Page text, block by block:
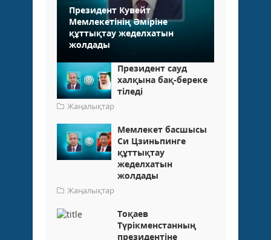
Президент Кувейт
Мемлекетінің Әміріне
құттықтау жеделхатын
жолдады
Президент сауд
халқына бақ-береке
тіледі
Жаңалықтар
Мемлекет басшысы
Си Цзиньпинге
құттықтау
жеделхатын
жолдады
Жаңалықтар
Тоқаев
Түрікменстанның
президентіне